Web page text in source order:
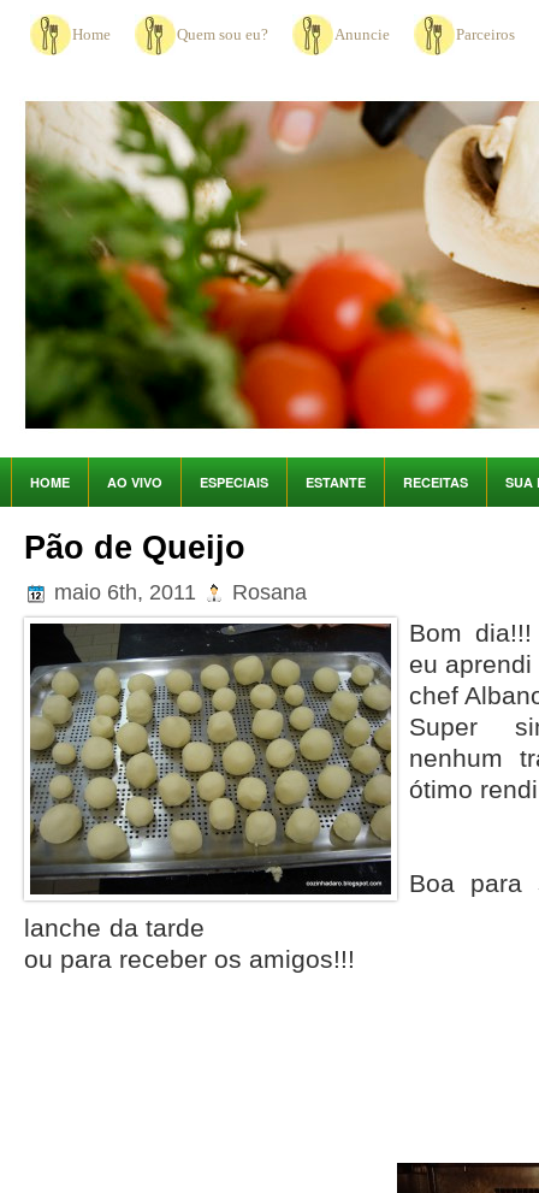
Home Quem sou eu? Anuncie Parceiros
HOME AO VIVO ESPECIAIS ESTANTE RECEITAS SUA
Pão de Queijo
maio 6th, 2011 Rosana
Bom
eu
chef
Super
nenhum
ótimo
Boa para
lanche da tarde
ou para receber os amigos!!!